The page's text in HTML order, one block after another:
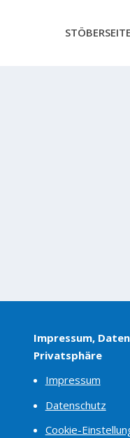
Impressum,
Privatsphäre
Impressum
Datenschutz
Cookie-